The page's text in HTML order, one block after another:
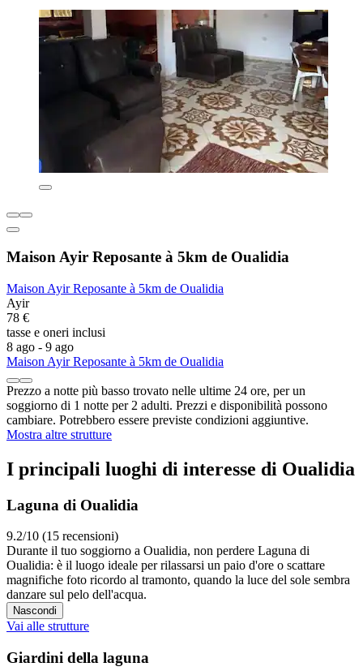
Maison Ayir Reposante à 5km de Oualidia
Maison Ayir Reposante à 5km de Oualidia
Ayir
78 €
tasse e oneri inclusi
8 ago - 9 ago
Maison Ayir Reposante à 5km de Oualidia
Prezzo a notte più basso trovato nelle ultime 24 ore, per un
soggiorno di 1 notte per 2 adulti. Prezzi e disponibilità possono
cambiare. Potrebbero essere previste condizioni aggiuntive.
Mostra altre strutture
I principali luoghi di interesse di Oualidia
Laguna di Oualidia
9.2/10 (15 recensioni)
Durante il tuo soggiorno a Oualidia, non perdere Laguna di
Oualidia: è il luogo ideale per rilassarsi un paio d'ore o scattare
magnifiche foto ricordo al tramonto, quando la luce del sole sembra
danzare sul pelo dell'acqua.
Nascondi
Vai alle strutture
Giardini della laguna